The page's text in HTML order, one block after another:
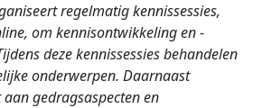
regelmatig kennissessies,
om kennisontwikkeling en -
deze kennissessies behandelen
onderwerpen. Daarnaast
gedragsaspecten en